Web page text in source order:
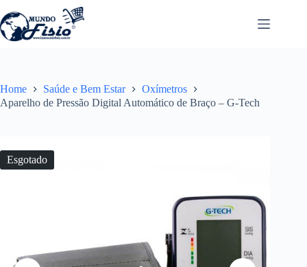
para
o
conteúdo
Home Saúde e Bem Estar
Oxímetros
Aparelho de Pressão Digital Automático de Braço – G-Tech
Esgotado